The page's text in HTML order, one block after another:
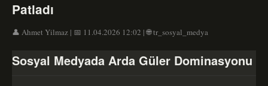
Patladı
👤 Ahmet Yilmaz | 📅 11.04.2026 12:02 | 🌐 tr_sosyal_medya
Sosyal Medyada Arda Güler Dominasyonu